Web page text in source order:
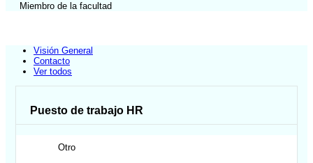
Miembro de la facultad
Visión General
Contacto
Ver todos
Puesto de trabajo HR
Otro